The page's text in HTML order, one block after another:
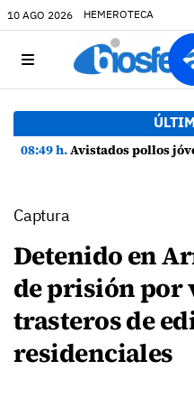
10 AGO 2026 HEMEROTECA
08:49 h.Avistados pollos jóvenes de corredor
Captura
Detenido en
de prisión por
trasteros de
residenciales